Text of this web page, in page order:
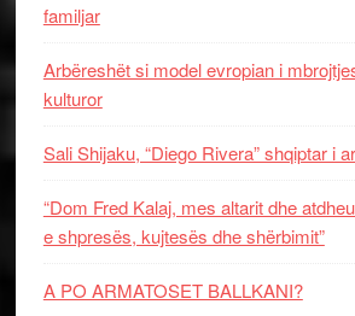
familjar
Arbëreshët si model evropian i
kulturor
Sali Shijaku, “Diego Rivera” shqiptar i
“Dom Fred Kalaj, mes altarit dhe
e shpresës, kujtesës dhe shërbimit”
A PO ARMATOSET BALLKANI?